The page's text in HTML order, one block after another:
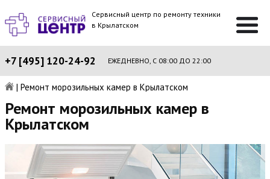
Сервисный центр по ремонту техники
в Крылатском
+7 [495] 120-24-92 ЕЖЕДНЕВНО, С 08:00 ДО 22:00
| Ремонт морозильных камер в Крылатском
Ремонт морозильных камер в
Крылатском